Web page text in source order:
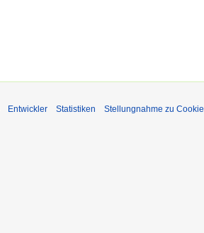
Entwickler Statistiken Stellungnahme zu